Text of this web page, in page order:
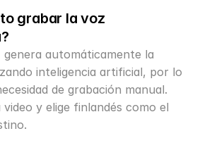
grabar la voz
genera automáticamente la
inteligencia artificial, por lo
de grabación manual.
y elige finlandés como el